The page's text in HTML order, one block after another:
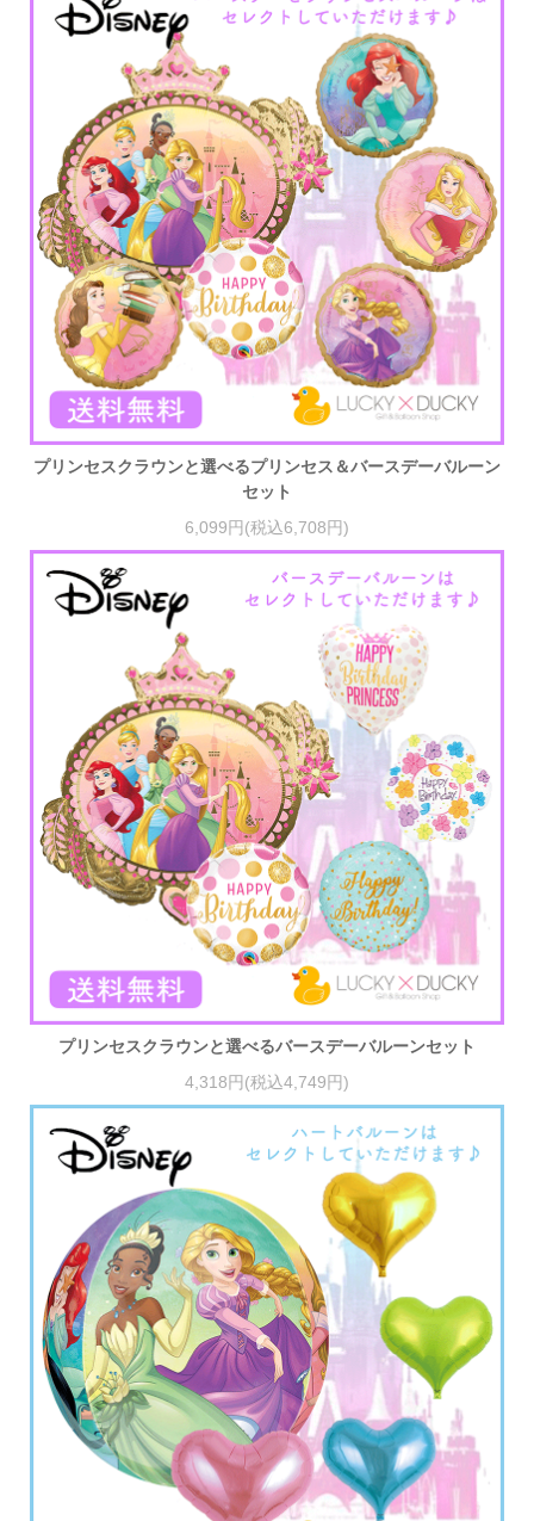
プリンセスクラウンと選べるプリンセス＆バースデーバルーン
セット
6,099円(税込6,708円)
プリンセスクラウンと選べるバースデーバルーンセット
4,318円(税込4,749円)